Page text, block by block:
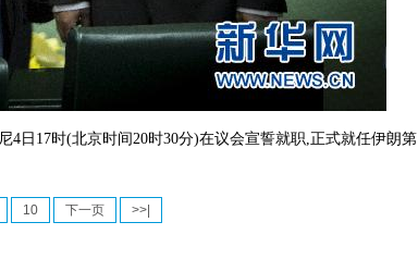
日17时(北京时间20时30分)在议会宣誓就职,正式就任伊朗第
10 下一页 >>|